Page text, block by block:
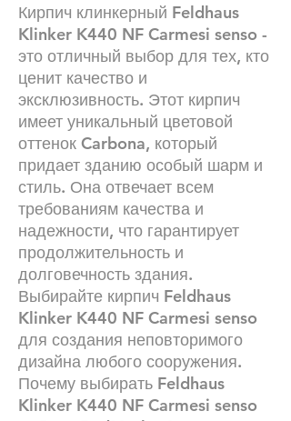
Кирпич клинкерный Feldhaus
Klinker K440 NF Carmesi senso -
это отличный выбор для тех, кто
ценит качество и
эксклюзивность. Этот кирпич
имеет уникальный цветовой
оттенок Carbona, который
придает зданию особый шарм и
стиль. Она отвечает всем
требованиям качества и
надежности, что гарантирует
продолжительность и
долговечность здания.
Выбирайте кирпич Feldhaus
Klinker K440 NF Carmesi senso
для создания неповторимого
дизайна любого сооружения.
Почему выбирать Feldhaus
Klinker K440 NF Carmesi senso